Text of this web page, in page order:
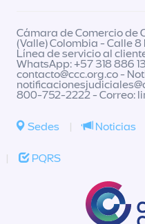
Cámara de Comercio de
(Valle) Colombia - Calle 8
Línea de servicio al
WhatsApp: +57 318 886
contacto@ccc.org.co-
800-752-2222 - Correo:
Sedes | Noticias
| PQRS